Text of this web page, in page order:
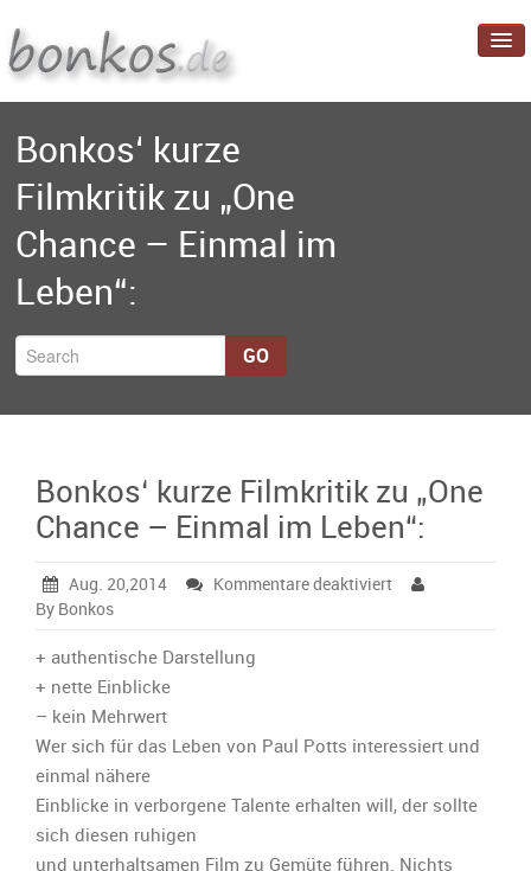
Startseite
Blog
Projekte
Über mich
Bonkos‘ kurze
Filmkritik zu „One
Chance – Einmal im
Leben“:
GO
Bonkos‘ kurze Filmkritik zu „One
Chance – Einmal im Leben“:
Aug. 20,2014 Kommentare deaktiviertfür
–
im
Leben“:
By Bonkos
+ authentische Darstellung
+ nette Einblicke
– kein Mehrwert
Wer sich für das Leben von Paul Potts interessiert und
einmal nähere
Einblicke in verborgene Talente erhalten will, der sollte
sich diesen ruhigen
und unterhaltsamen Film zu Gemüte führen. Nichts